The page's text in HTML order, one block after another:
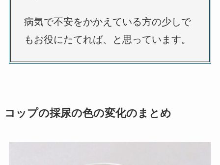
病気で不安をかかえている方の少しで
もお役にたてれば、と思っています。
コップの採尿の色の変化のまとめ